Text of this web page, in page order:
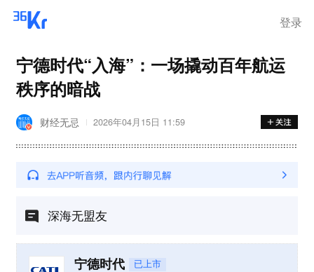
登录
宁德时代“入海”：一场撬动百年航运
秩序的暗战
财经无忌 2026年04月15日 11:59
深海无盟友
宁德时代 已上市